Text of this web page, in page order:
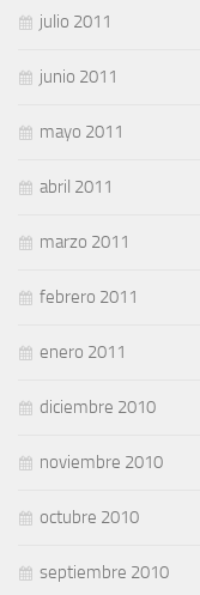
julio 2011
junio 2011
mayo 2011
abril 2011
marzo 2011
febrero 2011
enero 2011
diciembre 2010
noviembre 2010
octubre 2010
septiembre 2010